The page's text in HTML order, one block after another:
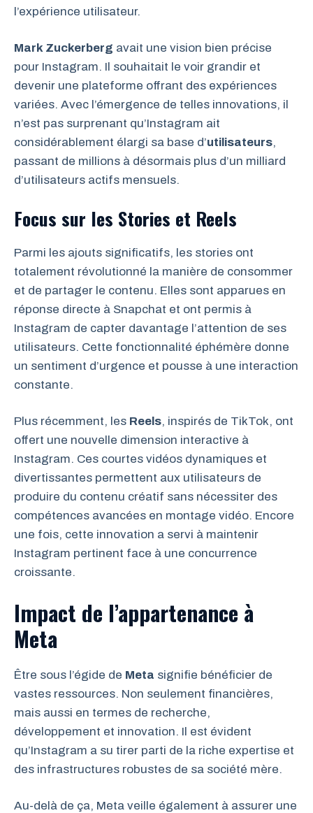
l’expérience utilisateur.
Mark Zuckerberg avait une vision bien précise
pour Instagram. Il souhaitait le voir grandir et
devenir une plateforme offrant des expériences
variées. Avec l’émergence de telles innovations, il
n’est pas surprenant qu’Instagram ait
considérablement élargi sa base d’utilisateurs,
passant de millions à désormais plus d’un milliard
d’utilisateurs actifs mensuels.
Focus sur les Stories et Reels
Parmi les ajouts significatifs, les stories ont
totalement révolutionné la manière de consommer
et de partager le contenu. Elles sont apparues en
réponse directe à Snapchat et ont permis à
Instagram de capter davantage l’attention de ses
utilisateurs. Cette fonctionnalité éphémère donne
un sentiment d’urgence et pousse à une interaction
constante.
Plus récemment, les Reels, inspirés de TikTok, ont
offert une nouvelle dimension interactive à
Instagram. Ces courtes vidéos dynamiques et
divertissantes permettent aux utilisateurs de
produire du contenu créatif sans nécessiter des
compétences avancées en montage vidéo. Encore
une fois, cette innovation a servi à maintenir
Instagram pertinent face à une concurrence
croissante.
Impact de l’appartenance à
Meta
Être sous l’égide de Meta signifie bénéficier de
vastes ressources. Non seulement financières,
mais aussi en termes de recherche,
développement et innovation. Il est évident
qu’Instagram a su tirer parti de la riche expertise et
des infrastructures robustes de sa société mère.
Au-delà de ça, Meta veille également à assurer une